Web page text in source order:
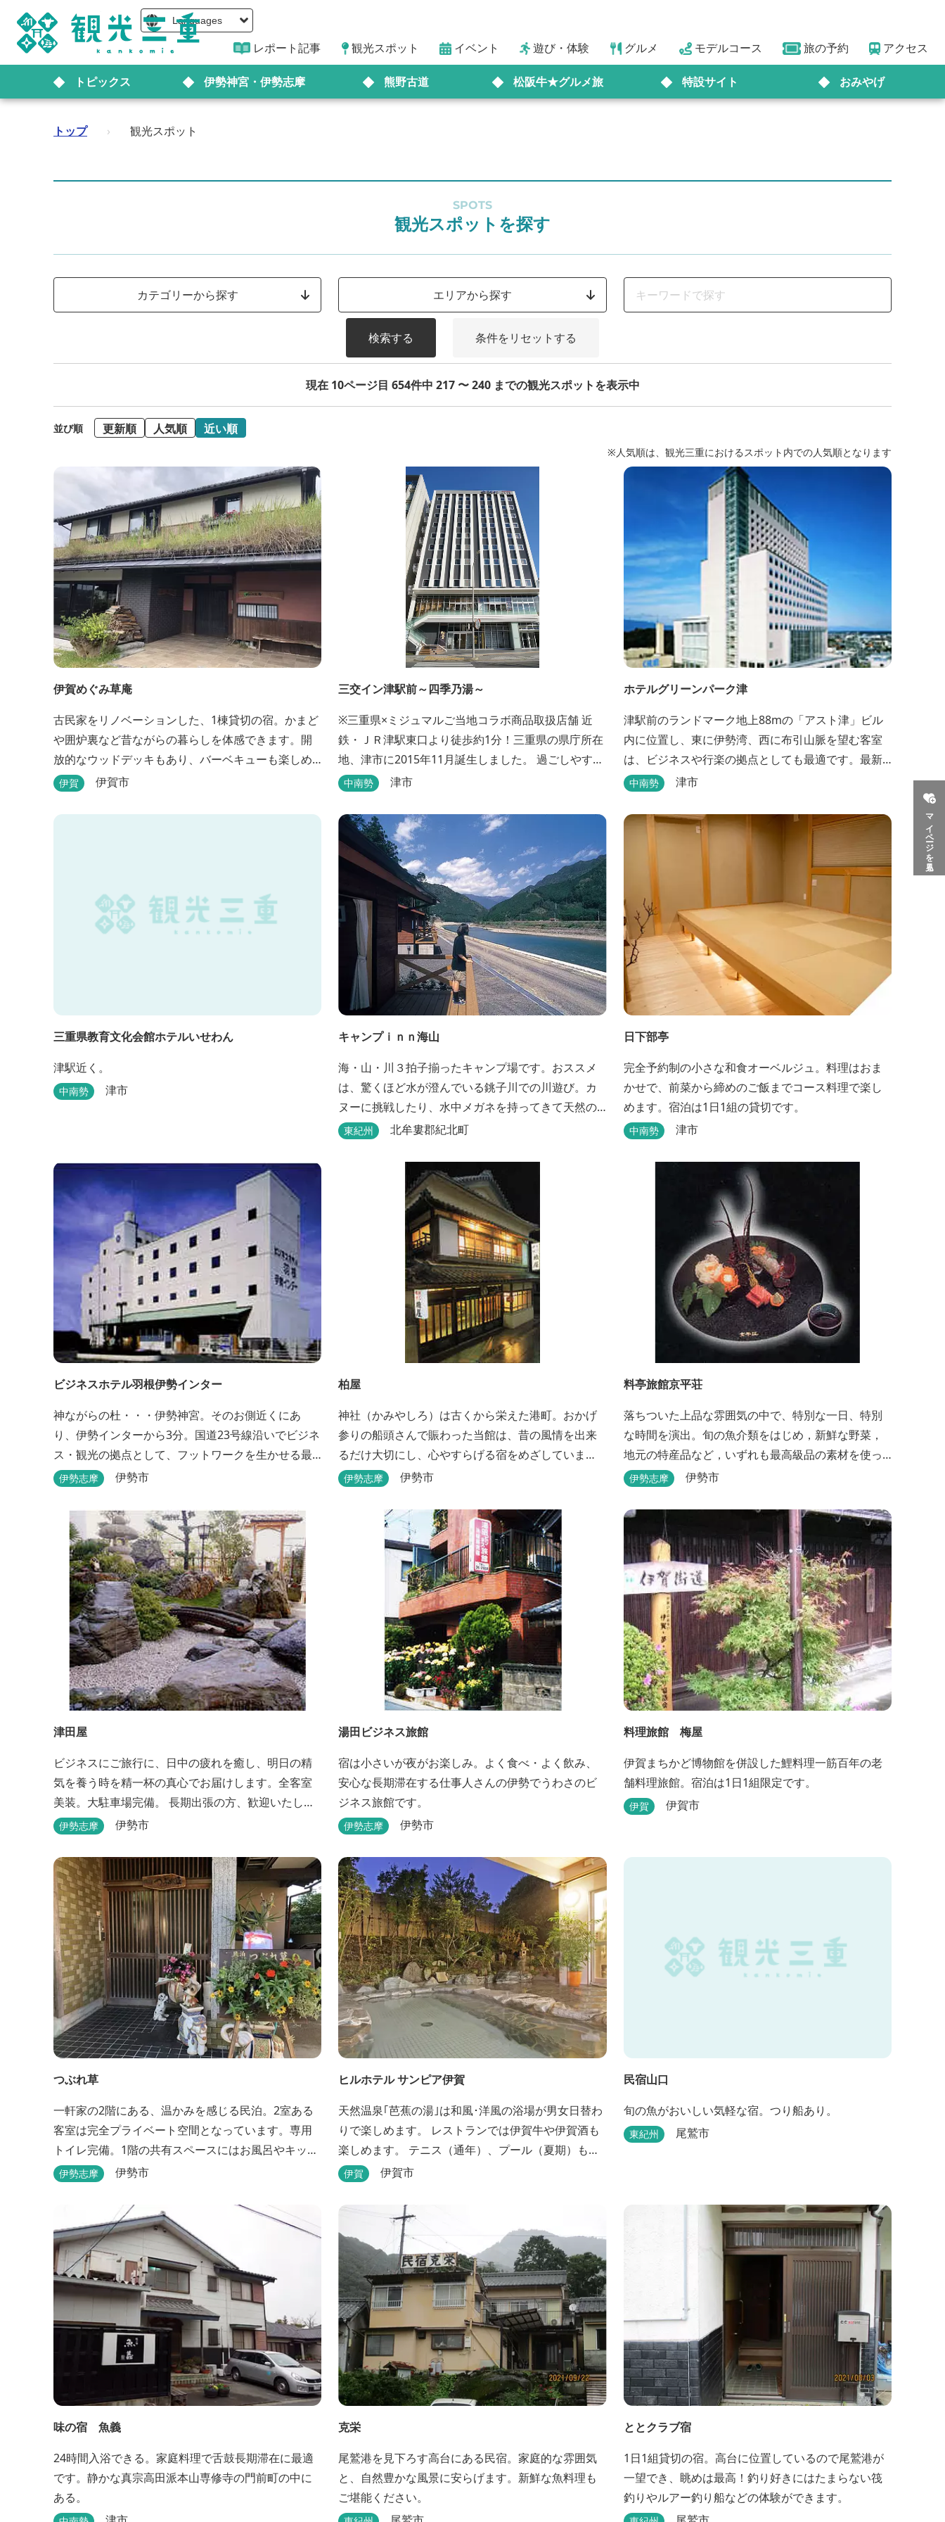
Languages
レポート記事 観光スポット イベント 遊び・体験 グルメ モデルコース 旅の予約 アクセス
トピックス 伊勢神宮・伊勢志摩 熊野古道 松阪牛★グルメ旅 特設サイト おみやげ
マイページを見る
トップ › 観光スポット
SPOTS
観光スポットを探す
カテゴリーから探す エリアから探す
検索する 条件をリセットする
現在 10ページ目 654件中 217 〜 240 までの観光スポットを表示中
並び順 更新順 人気順 近い順
※人気順は、観光三重におけるスポット内での人気順となります
伊賀めぐみ草庵
古民家をリノベーションした、1棟貸切の宿。かまど
や囲炉裏など昔ながらの暮らしを体感できます。開
放的なウッドデッキもあり、バーベキューも楽しめ
ます。
伊賀 伊賀市
三交イン津駅前～四季乃湯～
※三重県×ミジュマルご当地コラボ商品取扱店舗 近
鉄・ＪＲ津駅東口より徒歩約1分！三重県の県庁所在
地、津市に2015年11月誕生しました。 過ごしやすさ
を重視したシンプルで快適な客室となっており、ベ
にやさしいアメニティグッズを取り揃えており、連
泊の方用にコインランドリーもあります。 ご宿泊者
専用の人工温泉大浴場「四季乃湯」では、がんばっ
中南勢 津市
ホテルグリーンパーク津
津駅前のランドマーク地上88mの「アスト津」ビル
内に位置し、東に伊勢湾、西に布引山脈を望む客室
は、ビジネスや行楽の拠点としても最適です。最新
の設備を誇るゆとりのホテルです。
中南勢 津市
三重県教育文化会館ホテルいせわん
津駅近く。
中南勢 津市
キャンプｉｎｎ海山
海・山・川３拍子揃ったキャンプ場です。おススメ
は、驚くほど水が澄んでいる銚子川での川遊び。カ
ヌーに挑戦したり、水中メガネを持ってきて天然の
水族館をのぞいてみたり。 また、ウッディークラフ
盛りだくさん。森林浴を楽しんだり、一日中遊び、
ゆったりできます。 紀北町の海の幸をふんだんに使
った海鮮・焼肉バーベキュー。家族で，グループ
で、海辺や川遊び...
東紀州 北牟婁郡紀北町
日下部亭
完全予約制の小さな和食オーベルジュ。料理はおま
かせで、前菜から締めのご飯までコース料理で楽し
めます。宿泊は1日1組の貸切です。
中南勢 津市
ビジネスホテル羽根伊勢インター
神ながらの杜・・・伊勢神宮。そのお側近くにあ
り、伊勢インターから3分。国道23号線沿いでビジネ
ス・観光の拠点として、フットワークを生かせる最
適なホテルです。
伊勢志摩 伊勢市
柏屋
神社（かみやしろ）は古くから栄えた港町。おかげ
参りの船頭さんで賑わった当館は、昔の風情を出来
るだけ大切にし、心やすらげる宿をめざしていま
す。また、伊勢志摩の美味しい海の幸、山の幸を低
伊勢志摩 伊勢市
料亭旅館京平荘
落ちついた上品な雰囲気の中で、特別な一日、特別
な時間を演出。旬の魚介類をはじめ，新鮮な野菜，
地元の特産品など，いずれも最高級品の素材を使っ
た懐石料理が一品出しで味わえます。昼食・夕食・
伊勢志摩 伊勢市
津田屋
ビジネスにご旅行に、日中の疲れを癒し、明日の精
気を養う時を精一杯の真心でお届けします。全客室
美装。大駐車場完備。 長期出張の方、歓迎いたしま
す。浴室は24時間ご利用頂けます。
伊勢志摩 伊勢市
湯田ビジネス旅館
宿は小さいが夜がお楽しみ。よく食べ・よく飲み、
安心な長期滞在する仕事人さんの伊勢でうわさのビ
ジネス旅館です。
伊勢志摩 伊勢市
料理旅館 梅屋
伊賀まちかど博物館を併設した鯉料理一筋百年の老
舗料理旅館。宿泊は1日1組限定です。
伊賀 伊賀市
つぶれ草
一軒家の2階にある、温かみを感じる民泊。2室ある
客室は完全プライベート空間となっています。専用
トイレ完備。1階の共有スペースにはお風呂やキッチ
ンもあります。
伊勢志摩 伊勢市
ヒルホテル サンピア伊賀
天然温泉｢芭蕉の湯｣は和風･洋風の浴場が男女日替わ
りで楽しめます。 レストランでは伊賀牛や伊賀酒も
楽しめます。 テニス（通年）、プール（夏期）もあ
ります。 伊賀流手裏剣道場、忍者変身処を常設して
http://www.hh-sunpia-iga.co.jp ※日替わりランチ、
日替わり薬湯などがタイムリーにチェックできま
す。
伊賀 伊賀市
民宿山口
旬の魚がおいしい気軽な宿。つり船あり。
東紀州 尾鷲市
味の宿 魚義
24時間入浴できる。家庭料理で舌鼓長期滞在に最適
です。静かな真宗高田派本山専修寺の門前町の中に
ある。
克栄
尾鷲港を見下ろす高台にある民宿。家庭的な雰囲気
と、自然豊かな風景に安らげます。新鮮な魚料理も
ご堪能ください。
ととクラブ宿
1日1組貸切の宿。高台に位置しているので尾鷲港が
一望でき、眺めは最高！釣り好きにはたまらない筏
釣りやルアー釣り船などの体験ができます。